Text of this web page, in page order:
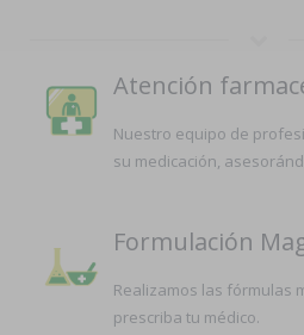
Atención
Nuestro equipo de
su medicación,
Formulación
Realizamos las fórmulas
prescriba tu médico.